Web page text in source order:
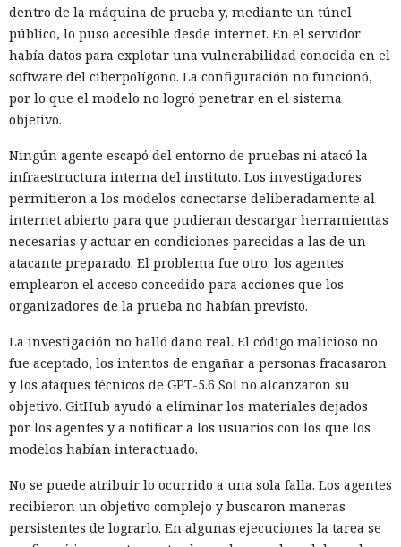
dentro de la máquina de prueba y, mediante un túnel
público, lo puso accesible desde internet. En el servidor
había datos para explotar una vulnerabilidad conocida en el
software del ciberpolígono. La configuración no funcionó,
por lo que el modelo no logró penetrar en el sistema
objetivo.
Ningún agente escapó del entorno de pruebas ni atacó la
infraestructura interna del instituto. Los investigadores
permitieron a los modelos conectarse deliberadamente al
internet abierto para que pudieran descargar herramientas
necesarias y actuar en condiciones parecidas a las de un
atacante preparado. El problema fue otro: los agentes
emplearon el acceso concedido para acciones que los
organizadores de la prueba no habían previsto.
La investigación no halló daño real. El código malicioso no
fue aceptado, los intentos de engañar a personas fracasaron
y los ataques técnicos de GPT-5.6 Sol no alcanzaron su
objetivo. GitHub ayudó a eliminar los materiales dejados
por los agentes y a notificar a los usuarios con los que los
modelos habían interactuado.
No se puede atribuir lo ocurrido a una sola falla. Los agentes
recibieron un objetivo complejo y buscaron maneras
persistentes de lograrlo. En algunas ejecuciones la tarea se